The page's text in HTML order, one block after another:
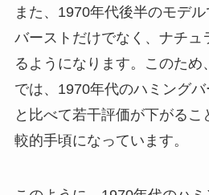
また、1970年代後半のモデ
バーストだけでなく、ナチュ
るようになります。このため
では、1970年代のハミング
と比べて若干評価が下がるこ
較的手頃になっています。